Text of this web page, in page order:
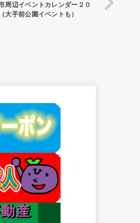
周辺イベントカレンダー２０
大手前公園イベントも）